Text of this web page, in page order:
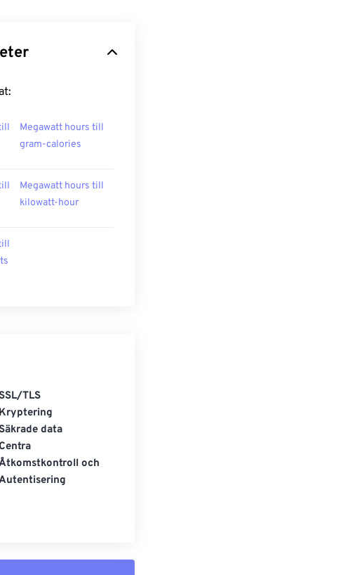
Megawatt hours till
gram-calories
Megawatt hours till
kilowatt-hour
TLS
Kryptering
data
och